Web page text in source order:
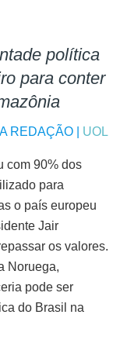
política
para conter
REDAÇÃO | UOL
com 90% dos
para
o país europeu
Jair
os valores.
Noruega,
pode ser
do Brasil na